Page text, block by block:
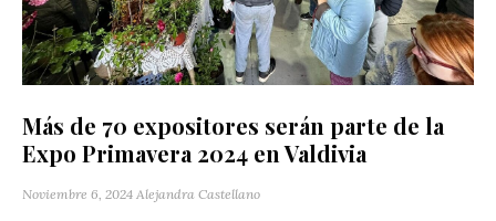
Más de 70 expositores serán parte de la
Expo Primavera 2024 en Valdivia
Noviembre 6, 2024 Alejandra Castellano